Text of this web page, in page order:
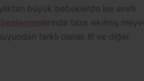
büyük bebeklerde ise sınırlı
lerinde taze sıkılmış
farklı olarak lif ve diğer